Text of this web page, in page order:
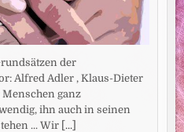
der
Alfred Adler , Klaus-Dieter
Menschen ganz
ihn auch in seinen
... Wir [...]